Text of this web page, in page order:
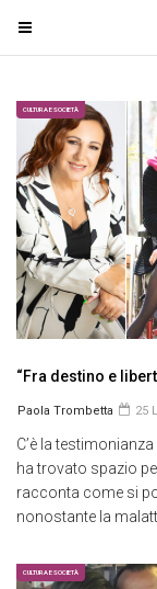
T
o
g
e
n
a
v
g
a
t
i
CULTURA E SOCIETÀ
“Fra destino e
Paola Trombetta 25
C’è la
ha trovato spazio
racconta come si
nonostante la
CULTURA E SOCIETÀ